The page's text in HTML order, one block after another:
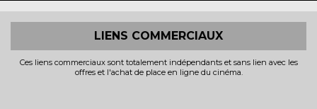
LIENS COMMERCIAUX
Ces liens commerciaux sont totalement indépendants et sans lien avec les
offres et l'achat de place en ligne du cinéma.